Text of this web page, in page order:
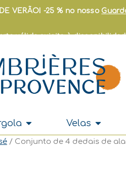
VERÃO! -25 % no nosso
válida sujeita à
Open Telas pérgola
Velas Open
/ Conjunto de 4 dedais de